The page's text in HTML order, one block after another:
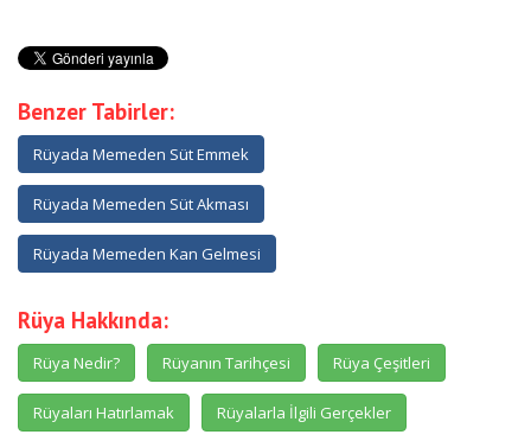
Benzer Tabirler:
Rüyada Memeden Süt Emmek
Rüyada Memeden Süt Akması
Rüyada Memeden Kan Gelmesi
Rüya Hakkında:
Rüya Nedir? Rüyanın Tarihçesi Rüya Çeşitleri
Rüyaları Hatırlamak Rüyalarla İlgili Gerçekler